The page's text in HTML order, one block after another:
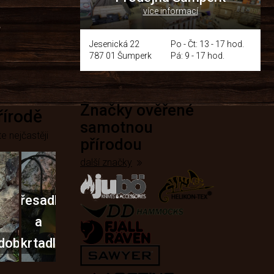
více informací
Jesenická 22
787 01 Šumperk
Po - Čt: 13 - 17 hod.
Pá: 9 - 17 hod.
nejčastěji
Křesadla
a
škrtadla
Značky ověřené
samotnou
přírodou
další značky